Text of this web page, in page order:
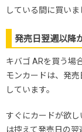
している間に買いま
発売日翌週以降
キバゴ ARを買う場
モンカードは、発
しています。
すぐにカードが欲
は控えて発売日の翌